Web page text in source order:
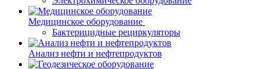
Медицинское оборудование
Бактерицидные рециркуляторы
Анализ нефти и нефтепродуктов